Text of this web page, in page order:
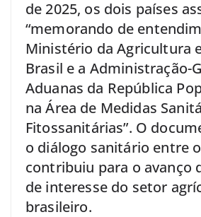
de 2025, os dois países
“memorando de
Ministério da Agricultura
Brasil e a Administração-
Aduanas da República
na Área de Medidas
Fitossanitárias”. O
o diálogo sanitário entre
contribuiu para o avanço
de interesse do setor
brasileiro.